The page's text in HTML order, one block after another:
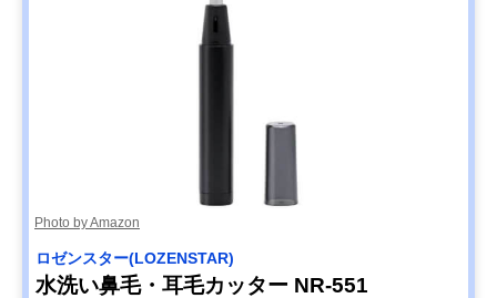
Photo by Amazon
ロゼンスター(LOZENSTAR)
水洗い鼻毛・耳毛カッター NR-551